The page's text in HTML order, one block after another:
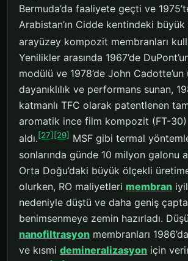
Bermuda’da faaliyete geçti ve
Arabistan’ın Cidde kentindeki
arayüzey kompozit membranları
Yenilikler arasında 1967’de
modülü ve 1978’de John Cadotte’un
dayanıklılık ve performans sunan,
katmanlı TFC olarak patentlenen
aromatik ince film kompozit (FT-30)
aldı.[27] [29] MSF gibi termal
sonlarında günde 10 milyon galonu
Orta Doğu’daki büyük ölçekli
olurken, RO maliyetleri membran
nedeniyle düştü ve daha geniş çapta
benimsenmeye zemin hazırladı.
nanofiltrasyon membranları
ve kısmi demineralizasyon için